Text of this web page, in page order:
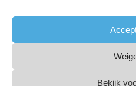
Bekijk
KvK-nummer 34318591